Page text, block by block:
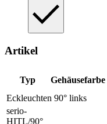
Artikel
Typ Gehäusefarbe
Eckleuchten 90° links
serio-
HITL/90°